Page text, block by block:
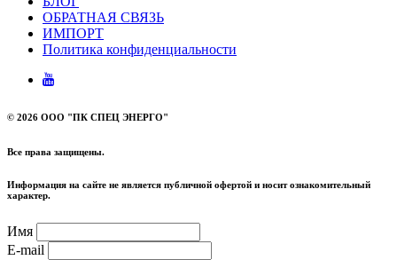
ОБРАТНАЯ СВЯЗЬ
ИМПОРТ
Политика конфиденциальности
© 2026 ООО "ПК СПЕЦ ЭНЕРГО"
Все права защищены.
Информация на сайте не является публичной офертой и носит ознакомительный
характер.
Имя
E-mail